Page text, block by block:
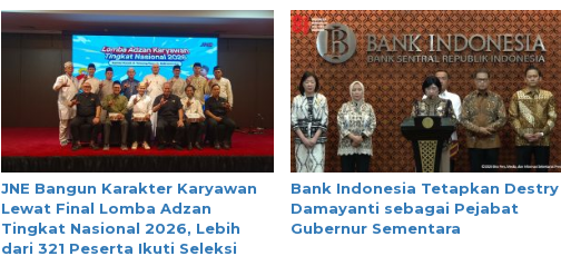
JNE Bangun Karakter Karyawan
Lewat Final Lomba Adzan
Tingkat Nasional 2026, Lebih
dari 321 Peserta Ikuti Seleksi
Bank Indonesia Tetapkan Destry
Damayanti sebagai Pejabat
Gubernur Sementara